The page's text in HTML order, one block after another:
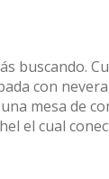
buscando.
con
mesa de
el cual